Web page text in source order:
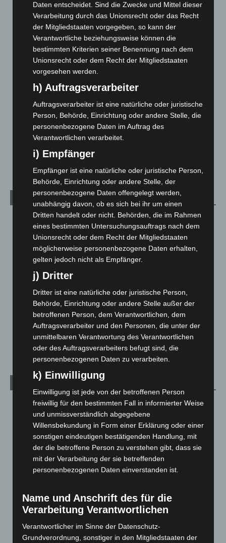
5. August 2026
Mann läuft mit Hockeyschläger über A7 – Polizei sucht
Zeugen
5. August 2026
Celle: Mensch stirbt bei Bagger-Unfall auf Baustelle
Gasleitung bei McDonald’s-Umbau in Langenhagen
beschädigt
3. August 2026
Kategorien
Blaulicht
2.799
Corona-News
Hannover und Region
5.037
Langenhagen und Ortsteile
Leserbriefe
Menschen
Über uns
Veranstaltungen
1.887
1.270
August 2026 (12)
Juli 2026 (73)
Juni 2026(139)
Mai 2026(99)
(99)
Februar 2026(109)
Januar 2026(122)
Dezember 2025(103)
Daten entscheidet. Sind die Zwecke und Mittel dieser
Verarbeitung durch das Unionsrecht oder das Recht
der Mitgliedstaaten vorgegeben, so kann der
Verantwortliche beziehungsweise können die
bestimmten Kriterien seiner Benennung nach dem
Unionsrecht oder dem Recht der Mitgliedstaaten
vorgesehen werden.
h) Auftragsverarbeiter
Auftragsverarbeiter ist eine natürliche oder juristische
Person, Behörde, Einrichtung oder andere Stelle, die
personenbezogene Daten im Auftrag des
Verantwortlichen verarbeitet.
i) Empfänger
Empfänger ist eine natürliche oder juristische Person,
Behörde, Einrichtung oder andere Stelle, der
personenbezogene Daten offengelegt werden,
unabhängig davon, ob es sich bei ihr um einen
Dritten handelt oder nicht. Behörden, die im Rahmen
eines bestimmten Untersuchungsauftrags nach dem
Unionsrecht oder dem Recht der Mitgliedstaaten
möglicherweise personenbezogene Daten erhalten,
gelten jedoch nicht als Empfänger.
j) Dritter
Dritter ist eine natürliche oder juristische Person,
Behörde, Einrichtung oder andere Stelle außer der
betroffenen Person, dem Verantwortlichen, dem
Auftragsverarbeiter und den Personen, die unter der
unmittelbaren Verantwortung des Verantwortlichen
oder des Auftragsverarbeiters befugt sind, die
personenbezogenen Daten zu verarbeiten.
k) Einwilligung
Einwilligung ist jede von der betroffenen Person
freiwillig für den bestimmten Fall in informierter Weise
und unmissverständlich abgegebene
Willensbekundung in Form einer Erklärung oder einer
sonstigen eindeutigen bestätigenden Handlung, mit
der die betroffene Person zu verstehen gibt, dass sie
mit der Verarbeitung der sie betreffenden
personenbezogenen Daten einverstanden ist.
Name und Anschrift des für die
Verarbeitung Verantwortlichen
Verantwortlicher im Sinne der Datenschutz-
Grundverordnung, sonstiger in den Mitgliedstaaten der